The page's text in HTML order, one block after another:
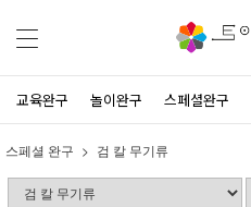
교육완구 놀이완구 스페셜완구
스페셜 완구 검 칼 무기류